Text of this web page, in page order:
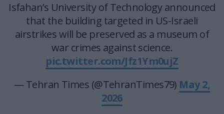
Isfahan’s University of Technology announced
that the building targeted in US-Israeli
airstrikes will be preserved as a museum of
war crimes against science.
pic.twitter.com/Jfz1Ym0ujZ
— Tehran Times (@TehranTimes79) May 2,
2026